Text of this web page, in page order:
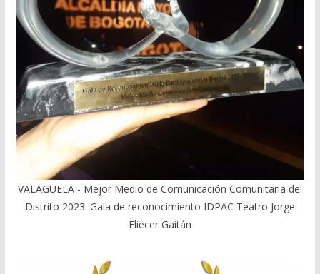
VALAGUELA - Mejor Medio de Comunicación Comunitaria del
Distrito 2023. Gala de reconocimiento IDPAC Teatro Jorge
Eliecer Gaitán